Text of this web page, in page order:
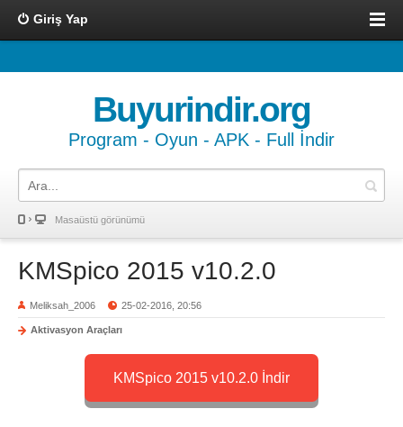
Giriş Yap
Buyurindir.org
Program - Oyun - APK - Full İndir
Masaüstü görünümü
KMSpico 2015 v10.2.0
Meliksah_2006 25-02-2016, 20:56
Aktivasyon Araçları
KMSpico 2015 v10.2.0 İndir